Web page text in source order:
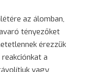
az álomban,
tényezőket
érezzük
a
vagy